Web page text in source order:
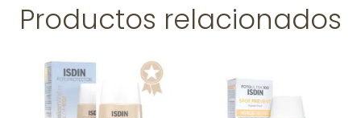
Productos relacionados